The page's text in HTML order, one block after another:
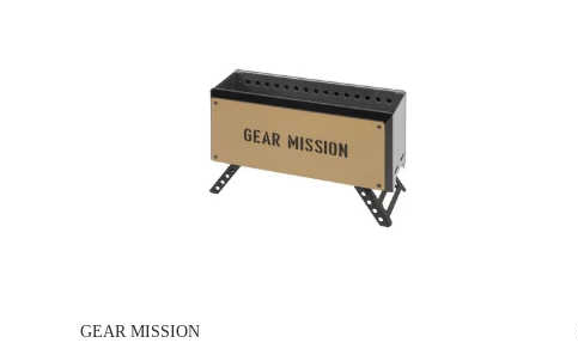
GEAR MISSION